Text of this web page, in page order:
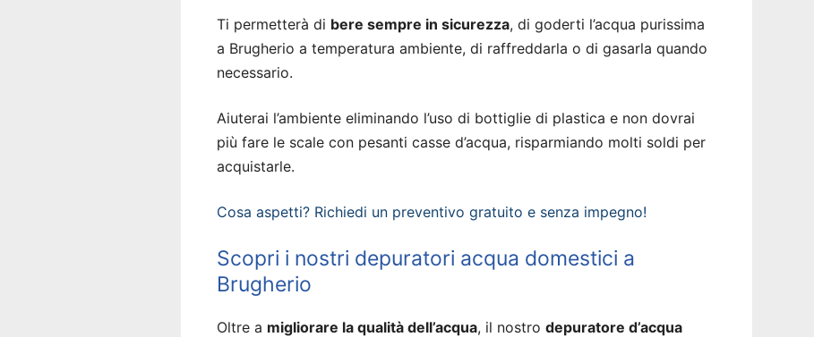
Ti permetterà di bere sempre in sicurezza, di goderti l’acqua purissima
a Brugherio a temperatura ambiente, di raffreddarla o di gasarla quando
necessario.
Aiuterai l’ambiente eliminando l’uso di bottiglie di plastica e non dovrai
più fare le scale con pesanti casse d’acqua, risparmiando molti soldi per
acquistarle.
Cosa aspetti? Richiedi un preventivo gratuito e senza impegno!
Scopri i nostri depuratori acqua domestici a
Brugherio
Oltre a migliorare la qualità dell’acqua, il nostro depuratore d’acqua